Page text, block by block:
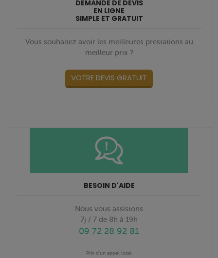
DEMANDE DE DEVIS
EN LIGNE
SIMPLE ET GRATUIT
Vous souhaitez avoir les meilleures prestations au
meilleur prix ?
VOTRE DEVIS GRATUIT
BESOIN D'AIDE
Nous vous assistons
7j / 7 de 8h à 19h
09 72 28 92 81
Prix d'un appel local